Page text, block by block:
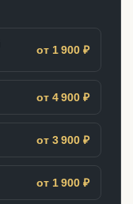
от 1 900 ₽
от 4 900 ₽
от 3 900 ₽
от 1 900 ₽